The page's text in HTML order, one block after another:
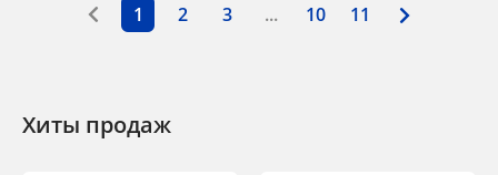
1 2 3 ... 10 11
Хиты продаж